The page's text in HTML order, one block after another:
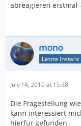
abreagieren erstmal
mono
Letzte Instanz
July 14, 2010 at 15:38
Die Fragestellung
kann interessiert
hierfür gefunden.